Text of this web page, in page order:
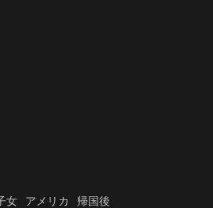
女 アメリカ 帰国後